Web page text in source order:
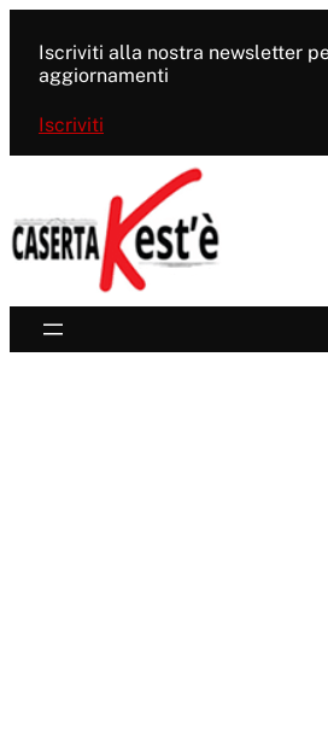
contenuto
Iscriviti alla nostra newsletter
aggiornamenti
Iscriviti